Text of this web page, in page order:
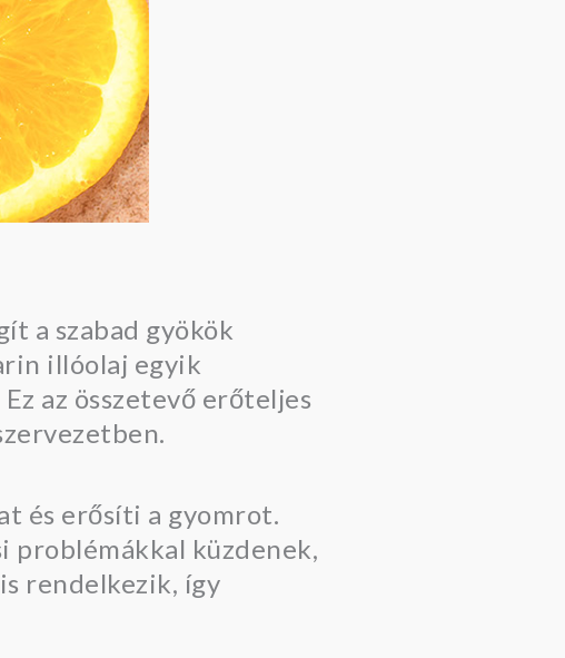
a szabad gyökök
illóolaj egyik
az összetevő erőteljes
és erősíti a gyomrot.
problémákkal küzdenek,
rendelkezik, így